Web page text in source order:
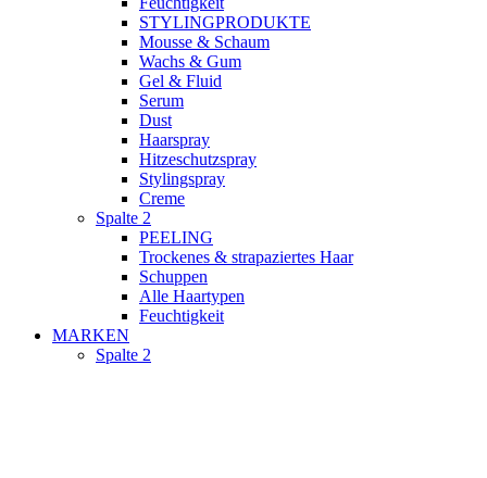
STYLINGPRODUKTE
Mousse & Schaum
Wachs & Gum
Gel & Fluid
Serum
Dust
Haarspray
Hitzeschutzspray
Stylingspray
Creme
Spalte 2
PEELING
Trockenes & strapaziertes Haar
Schuppen
Alle Haartypen
Feuchtigkeit
MARKEN
Spalte 2